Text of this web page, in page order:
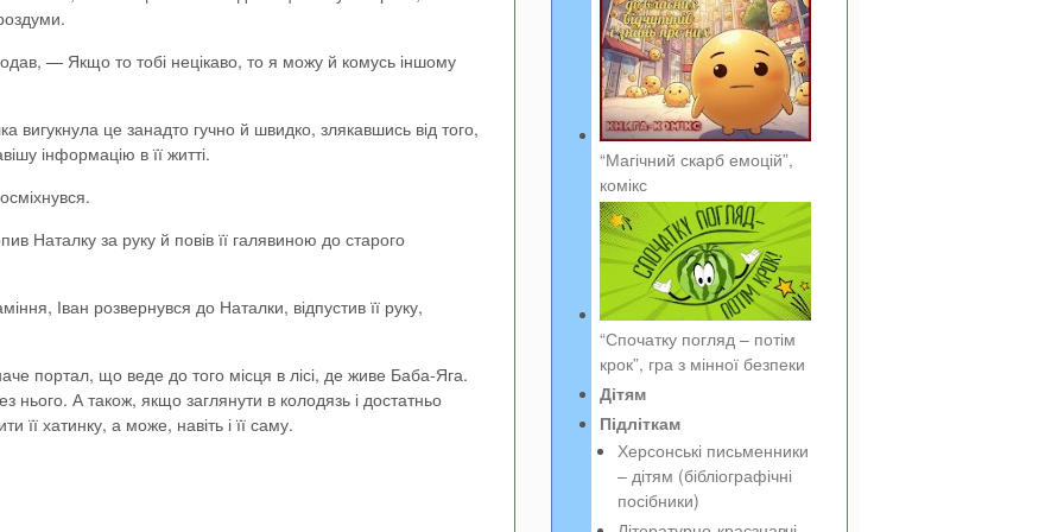
— Якщо то тобі нецікаво, то я можу й комусь іншому
вигукнула це занадто гучно й швидко, злякавшись від того,
інформацію в її житті.
Наталку за руку й повів її галявиною до старого
Іван розвернувся до Наталки, відпустив її руку,
портал, що веде до того місця в лісі, де живе Баба-Яга.
А також, якщо заглянути в колодязь і достатньо
її хатинку, а може, навіть і її саму.
“Магічний скарб емоцій”,
комікс
“Спочатку погляд – потім
крок”, гра з мінної безпеки
Дітям
Підліткам
Херсонські письменники
– дітям (бібліографічні
посібники)